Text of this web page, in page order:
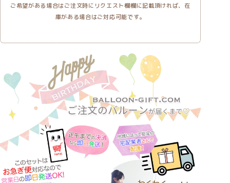
ご希望がある場合はご注文時にリクエスト欄欄に記載頂ければ、在
庫がある場合はご対応可能です。